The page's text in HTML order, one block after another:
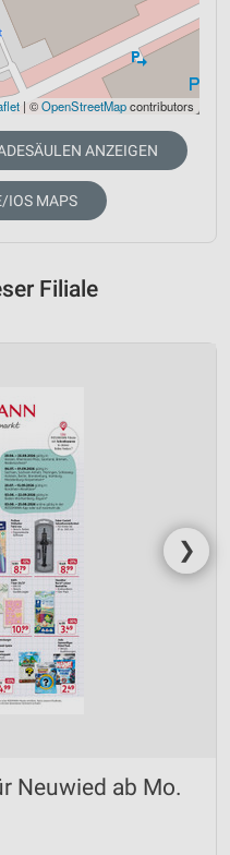
| ©OpenStreetMapcontributors
ANZEIGEN
IOS MAPS
Filiale
❯
Neuwied ab Mo.